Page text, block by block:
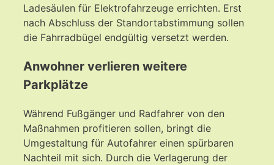
Ladesäulen für Elektrofahrzeuge errichten. Erst
nach Abschluss der Standortabstimmung sollen
die Fahrradbügel endgültig versetzt werden.
Anwohner verlieren weitere
Parkplätze
Während Fußgänger und Radfahrer von den
Maßnahmen profitieren sollen, bringt die
Umgestaltung für Autofahrer einen spürbaren
Nachteil mit sich. Durch die Verlagerung der